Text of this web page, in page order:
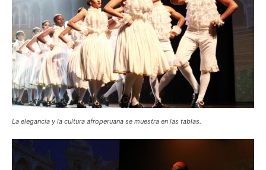
La elegancia y la cultura afroperuana se muestra en las tablas.